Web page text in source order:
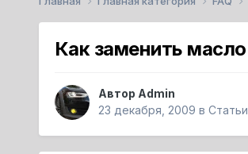
Как заменить масло
Автор Admin
23 декабря, 2009 в Статьи